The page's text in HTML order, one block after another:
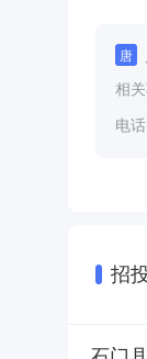
唐
相关
电话
招